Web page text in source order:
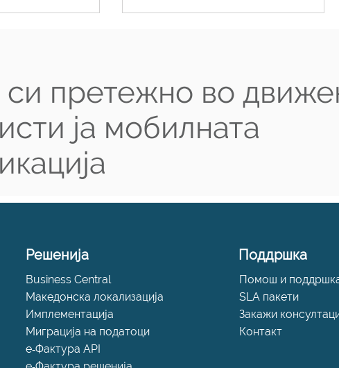
си претежно во
ја мобилната
Решенија
Business Central
Македонска локализација
Имплементација
Миграција на податоци
е‑Фактура API
Поддршка
Помош и
SLA пакети
Закажи
Контакт